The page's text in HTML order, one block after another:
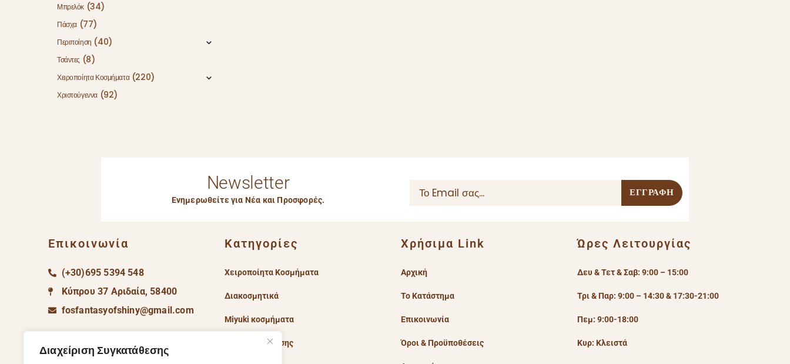
Διαχείριση Συγκατάθεσης
Μπρελόκ (34)
Πάσχα (77)
Περιποίηση (40)
Τσάντες (8)
Χειροποίητα Κοσμήματα (220)
Χριστούγεννα (92)
Newsletter
Ενημερωθείτε για Νέα και Προσφορές.
Επικοινωνία
(+30)695 5394 548
Κύπρου 37 Αριδαία, 58400
fosfantasyofshiny@gmail.com
Social Media
Κατηγορίες
Χειροποίητα Κοσμήματα
Διακοσμητικά
Miyuki κοσμήματα
Είδη διακόσμησης
Χρήσιμα Link
Αρχική
Το Κατάστημα
Επικοινωνία
Όροι & Προϋποθέσεις
Ώρες Λειτουργίας
Δευ & Τετ & Σαβ: 9:00 – 15:00
Τρι & Παρ: 9:00 – 14:30 & 17:30-21:00
Πεμ: 9:00-18:00
Κυρ: Κλειστά